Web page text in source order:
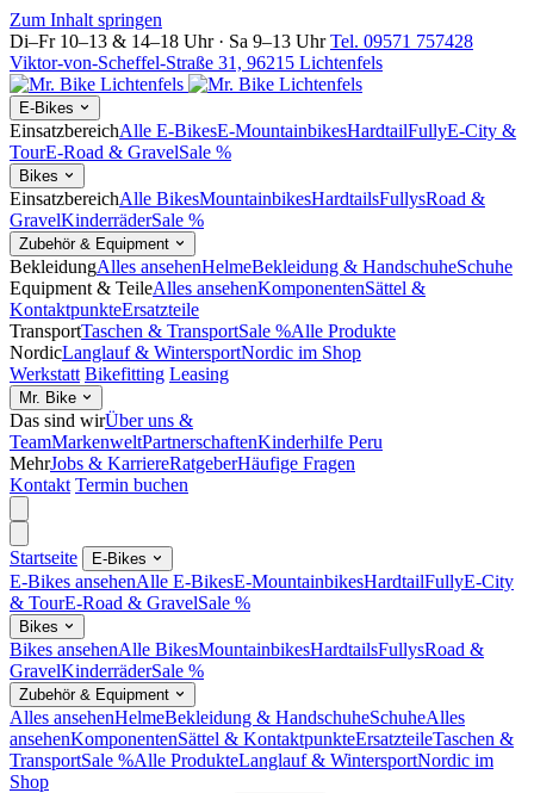
Zum Inhalt springen
Di–Fr 10–13 & 14–18 Uhr · Sa 9–13 Uhr Tel. 09571 757428
Viktor-von-Scheffel-Straße 31, 96215 Lichtenfels
E-Bikes
EinsatzbereichAlle E-BikesE-MountainbikesHardtailFullyE-City &
TourE-Road & GravelSale %
Bikes
EinsatzbereichAlle BikesMountainbikesHardtailsFullysRoad &
GravelKinderräderSale %
Zubehör & Equipment
BekleidungAlles ansehenHelmeBekleidung & HandschuheSchuhe
Equipment & TeileAlles ansehenKomponentenSättel &
KontaktpunkteErsatzteile
TransportTaschen & TransportSale %Alle Produkte
NordicLanglauf & WintersportNordic im Shop
Werkstatt Bikefitting Leasing
Mr. Bike
Das sind wirÜber uns &
TeamMarkenweltPartnerschaftenKinderhilfe Peru
MehrJobs & KarriereRatgeberHäufige Fragen
Kontakt Termin buchen
Startseite E-Bikes
E-Bikes ansehenAlle E-BikesE-MountainbikesHardtailFullyE-City
& TourE-Road & GravelSale %
Bikes
Bikes ansehenAlle BikesMountainbikesHardtailsFullysRoad &
GravelKinderräderSale %
Zubehör & Equipment
Alles ansehenHelmeBekleidung & HandschuheSchuheAlles
ansehenKomponentenSättel & KontaktpunkteErsatzteileTaschen &
TransportSale %Alle ProdukteLanglauf & WintersportNordic im
Shop